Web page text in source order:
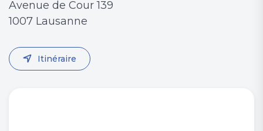
Avenue de Cour 139
1007 Lausanne
Itinéraire